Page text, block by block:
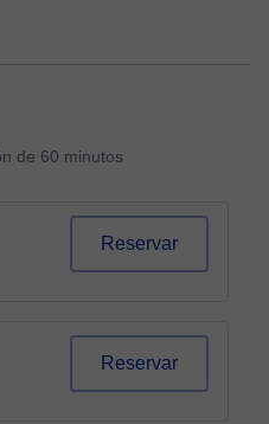
de 60 minutos
Reservar
Reservar